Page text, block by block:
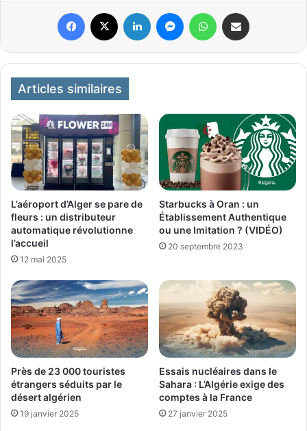
Articles similaires
L’aéroport d’Alger se pare de
fleurs : un distributeur
automatique révolutionne
l’accueil
12 mai 2025
Starbucks à Oran : un
Établissement Authentique
ou une Imitation ? (VIDÉO)
20 septembre 2023
Près de 23 000 touristes
étrangers séduits par le
désert algérien
19 janvier 2025
Essais nucléaires dans le
Sahara : L’Algérie exige des
comptes à la France
27 janvier 2025